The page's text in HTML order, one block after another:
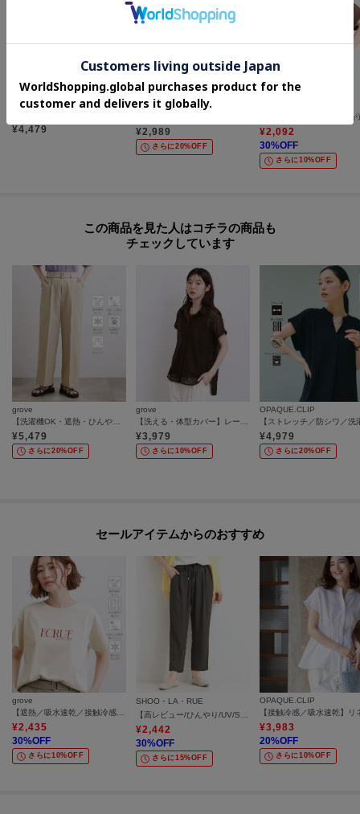
index
¥4,479
SHOO・LA・RUE
¥2,989
さらに20%OFF
¥2,092
30%OFF
さらに10%OFF
この商品を見た人はコチラの商品も
チェックしています
grove
¥5,479
さらに20%OFF
grove
¥3,979
さらに10%OFF
OPAQUE.CLIP
¥4,979
さらに20%OFF
セールアイテムからのおすすめ
grove
【遮熱／吸水速乾／接触冷感／UVカット】ベーシックロゴTシャツ
¥2,435
30%OFF
さらに10%OFF
SHOO・LA・RUE
【高レビュー/ひんやり/UV/SS-3L/セットアップ可】さらさらぷるん イージーテーパードパンツ
¥2,442
30%OFF
さらに15%OFF
OPAQUE.CLIP
¥3,983
20%OFF
さらに10%OFF